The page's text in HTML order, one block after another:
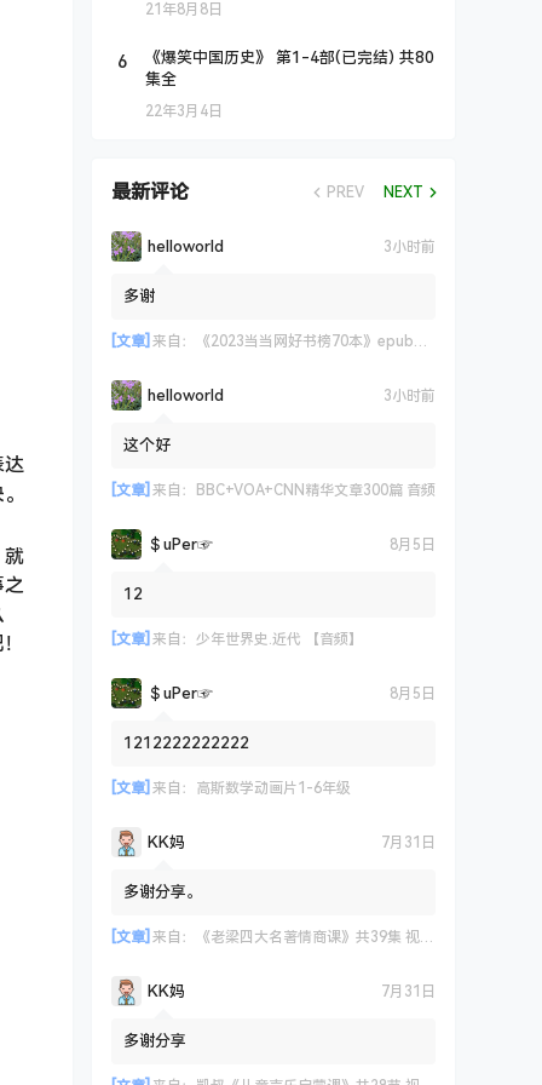
达
就
21年8月8日
6
《爆笑中国历史》 第1-4部(已完结) 共80
集全
22年3月4日
最新评论 PREV NEXT
helloworld 3小时前
多谢
[文章] 来自： 《2023当当网好书榜70本》epub+azw3+mobi格式
helloworld 3小时前
这个好
[文章] 来自： BBC+VOA+CNN精华文章300篇 音频
＄uΡer☞ 8月5日
12
[文章] 来自： 少年世界史.近代 【音频】
＄uΡer☞ 8月5日
1212222222222
[文章] 来自： 高斯数学动画片1-6年级
KK妈 7月31日
多谢分享。
[文章] 来自： 《老梁四大名著情商课》共39集 视频课程
KK妈 7月31日
多谢分享